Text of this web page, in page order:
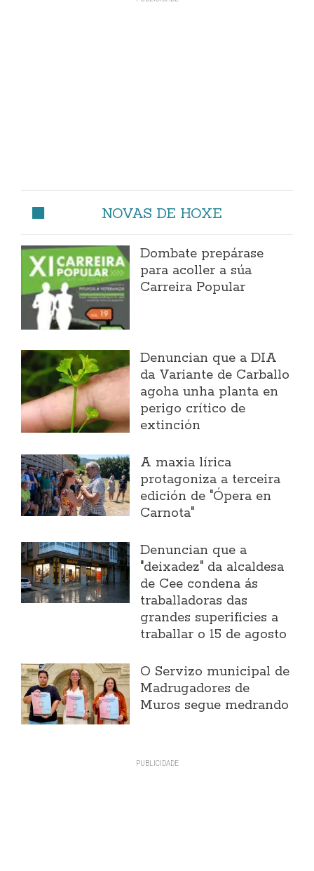
NOVAS DE HOXE
Dombate prepárase
para acoller a súa
Carreira Popular
Denuncian que a DIA
da Variante de Carballo
agoha unha planta en
perigo crítico de
extinción
A maxia lírica
protagoniza a terceira
edición de "Ópera en
Carnota"
Denuncian que a
"deixadez" da alcaldesa
de Cee condena ás
traballadoras das
grandes superificies a
traballar o 15 de agosto
O Servizo municipal de
Madrugadores de
Muros segue medrando